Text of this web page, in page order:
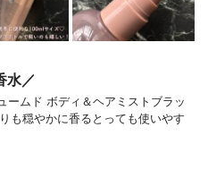
水／
ムド ボディ＆ヘアミストブラッ
穏やかに香るとっても使いやす